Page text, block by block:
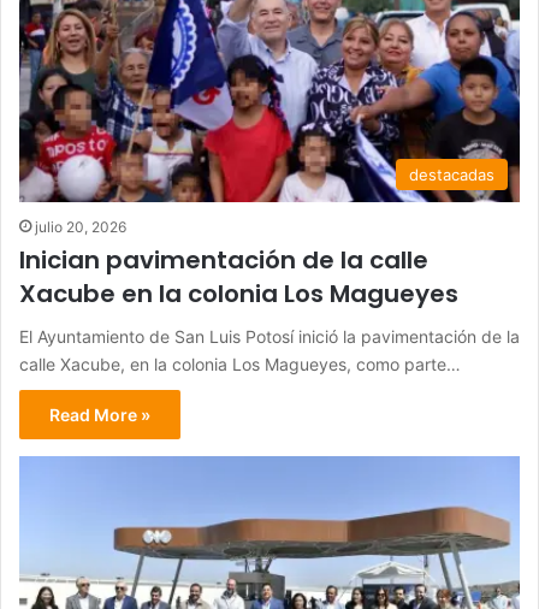
destacadas
julio 20, 2026
Inician pavimentación de la calle
Xacube en la colonia Los Magueyes
El Ayuntamiento de San Luis Potosí inició la pavimentación de la
calle Xacube, en la colonia Los Magueyes, como parte…
Read More »